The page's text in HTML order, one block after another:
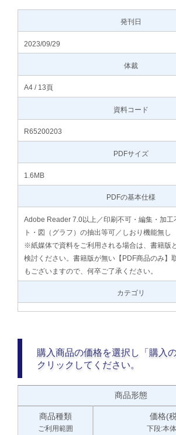
発刊日
2023/09/29
体裁
A4 / 13頁
資料コード
R65200203
PDFサイズ
1.6MB
PDFの基本仕様
Adobe Reader 7.0以上／印刷不可・編集・加工
ト・図（グラフ）の抽出等可／しおり機能無
※紙媒体で資料をご利用される場合は、書籍版
検討ください。書籍版が無い【PDF商品のみ】
もございますので、何卒ご了承ください。
カテゴリ
購入商品の価格を選択し「購入
クリックしてください。
商品形態
商品種類
ご利用範囲
価格(
下段:本